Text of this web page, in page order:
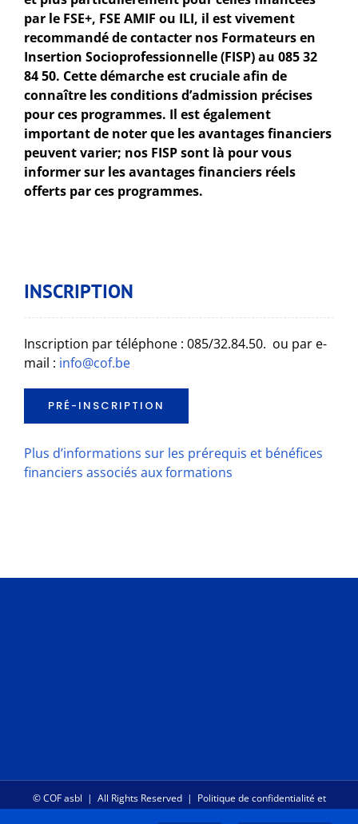
par le FSE+, FSE AMIF ou ILI, il est vivement
recommandé de contacter nos Formateurs en
Insertion Socioprofessionnelle (FISP) au 085 32
84 50. Cette démarche est cruciale afin de
connaître les conditions d’admission précises
pour ces programmes. Il est également
important de noter que les avantages financiers
peuvent varier; nos FISP sont là pour vous
informer sur les avantages financiers réels
offerts par ces programmes.
INSCRIPTION
Inscription par téléphone : 085/32.84.50. ou par e-
mail : info@cof.be
PRÉ-INSCRIPTION
Plus d’informations sur les prérequis et bénéfices
financiers associés aux formations
©COF asbl | All Rights Reserved | Politique de confidentialité et